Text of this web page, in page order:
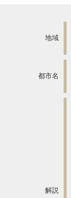
地域
都市名
解説